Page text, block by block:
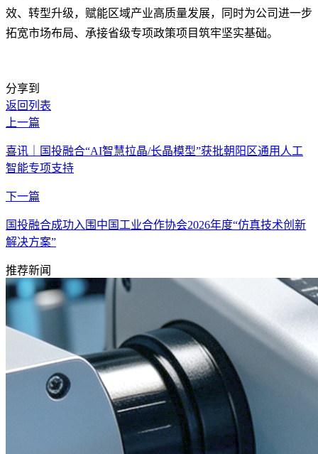
效、转型升级，赋能区域产业高质量发展，同时为公司进一步
拓宽市场布局、承接省级专项政策项目筑牢坚实基础。
分享到
返回列表
上一篇
喜讯｜国投融合“AI智慧拉晶/长晶模型”获批朝阳区通用人工
智能专项支持
下一篇
国投融合成功入围中国工业合作协会2026年度“仿真技术创新
解决方案”
推荐新闻